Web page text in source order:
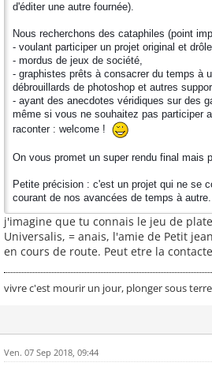
d'éditer une autre fournée).
Nous recherchons des cataphiles (point
- voulant participer un projet original et
- mordus de jeux de société,
- graphistes prêts à consacrer du temps à
débrouillards de photoshop et autres
- ayant des anecdotes véridiques sur des
même si vous ne souhaitez pas participer
raconter : welcome !
On vous promet un super rendu final mais
Petite précision : c'est un projet qui ne se
courant de nos avancées de temps à autre.
j'imagine que tu connais le jeu de
Universalis, = anais, l'amie de Petit
en cours de route. Peut etre la
vivre c'est mourir un jour, plonger sous
Ven. 07 Sep 2018, 09:44